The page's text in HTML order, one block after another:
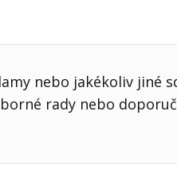
nebo jakékoliv jiné
rady nebo